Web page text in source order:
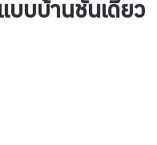
บบบ้านชั้นเดียว